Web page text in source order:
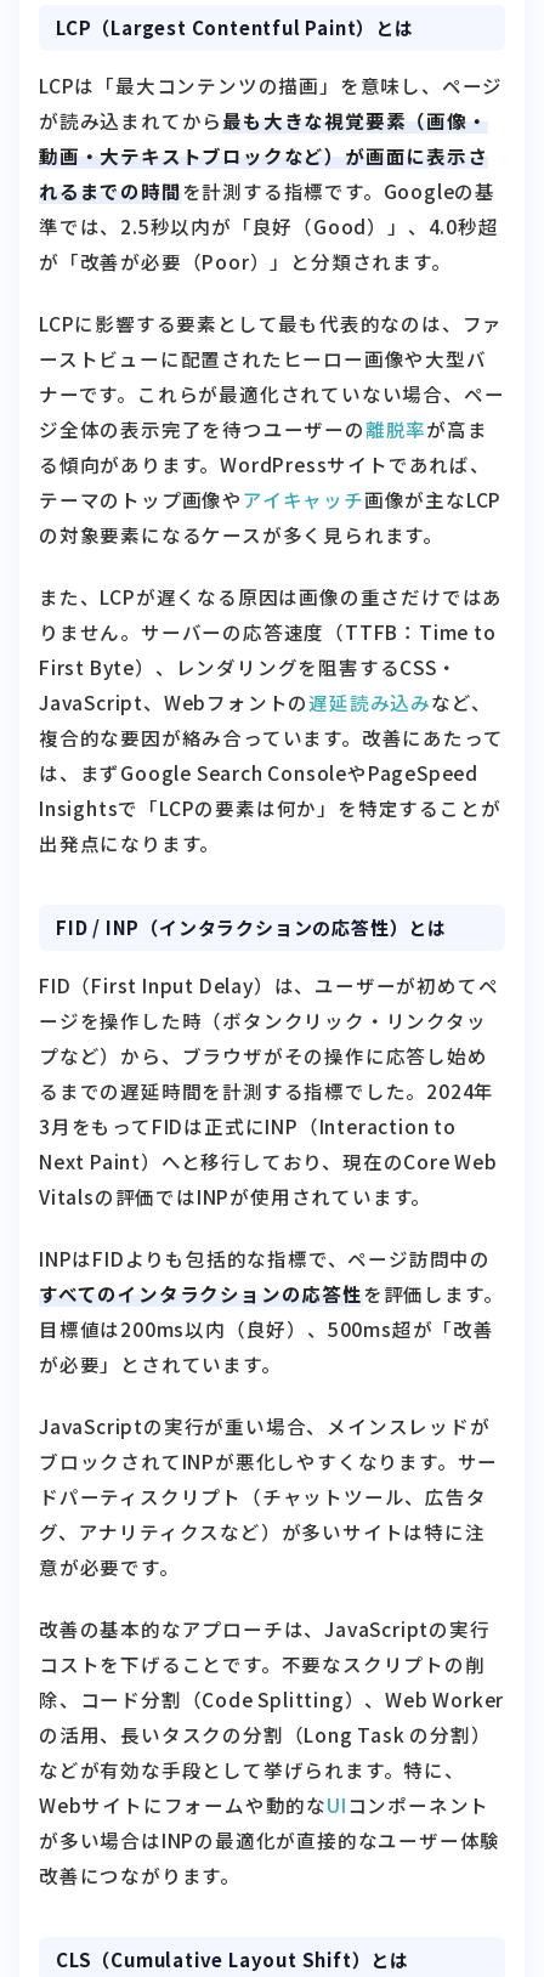
LCPは「最大コンテンツの描画」を意味し、ページ
動画・大テキストブロックなど）が画面に表示さ
れるまでの時間 を計測する指標です。Googleの基
準では、2.5秒以内が「良好（Good）」、4.0秒超
が「改善が必要（Poor）」と分類されます。
LCPに影響する要素として最も代表的なのは、ファ
ナーです。これらが最適化されていない場合、ペー
ジ全体の表示完了を待つユーザーの 離脱率が高ま
る傾向があります。WordPressサイトであれば、
テーマのトップ画像や アイキャッチ画像が主なLCP
の対象要素になるケースが多く見られます。
また、LCPが遅くなる原因は画像の重さだけではあ
First Byte）、レンダリングを阻害するCSS・
JavaScript、Webフォントの遅延読み込み など、
複合的な要因が絡み合っています。改善にあたって
は、まずGoogle Search ConsoleやPageSpeed
Insightsで「LCPの要素は何か」を特定することが
出発点になります。
FID（First Input Delay）は、ユーザーが初めてペ
プなど）から、ブラウザがその操作に応答し始め
るまでの遅延時間を計測する指標でした。2024年
3月をもってFIDは正式にINP（Interaction to
Next Paint）へと移行しており、現在のCore Web
Vitalsの評価ではINPが使用されています。
INPはFIDよりも包括的な指標で、ページ訪問中の
目標値は200ms以内（良好）、500ms超が「改善
が必要」とされています。
JavaScriptの実行が重い場合、メインスレッドが
ドパーティスクリプト（チャットツール、広告タ
グ、アナリティクスなど）が多いサイトは特に注
意が必要です。
改善の基本的なアプローチは、JavaScriptの実行
除、コード分割（Code Splitting）、Web Worker
の活用、長いタスクの分割（Long Task の分割）
などが有効な手段として挙げられます。特に、
Webサイトにフォームや動的なUIコンポーネント
が多い場合はINPの最適化が直接的なユーザー体験
改善につながります。
CLSは「累積レイアウトシフト」の略で、ページが